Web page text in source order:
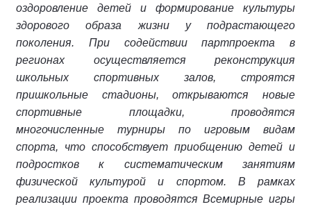
оздоровление детей и формирование культуры
здорового образа жизни у подрастающего
поколения. При содействии партпроекта в
регионах осуществляется реконструкция
школьных спортивных залов, строятся
пришкольные стадионы, открываются новые
спортивные площадки, проводятся
многочисленные турниры по игровым видам
спорта, что способствует приобщению детей и
подростков к систематическим занятиям
физической культурой и спортом. В рамках
реализации проекта проводятся Всемирные игры